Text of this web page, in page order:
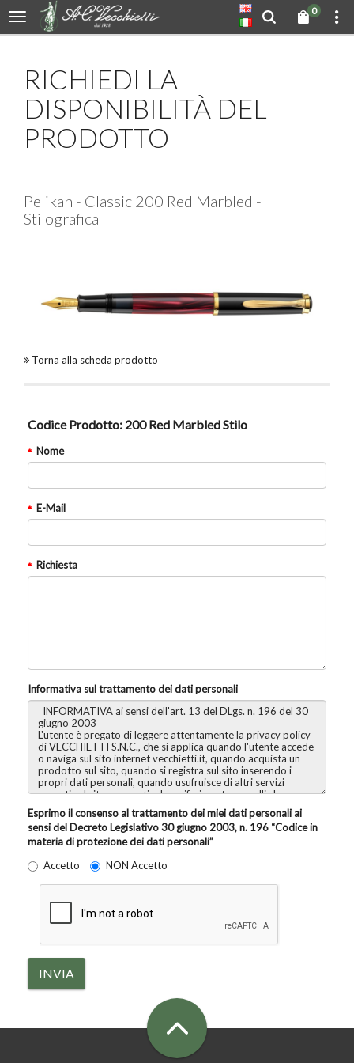
0
RICHIEDI LA
DISPONIBILITÀ DEL
PRODOTTO
Pelikan - Classic 200 Red Marbled -
Stilografica
Torna alla scheda prodotto
Codice Prodotto: 200 Red Marbled Stilo
Nome
E-Mail
Richiesta
Informativa sul trattamento dei dati personali
Esprimo il consenso al trattamento dei miei dati personali ai
sensi del Decreto Legislativo 30 giugno 2003, n. 196 “Codice in
materia di protezione dei dati personali”
Accetto
NON Accetto
INVIA